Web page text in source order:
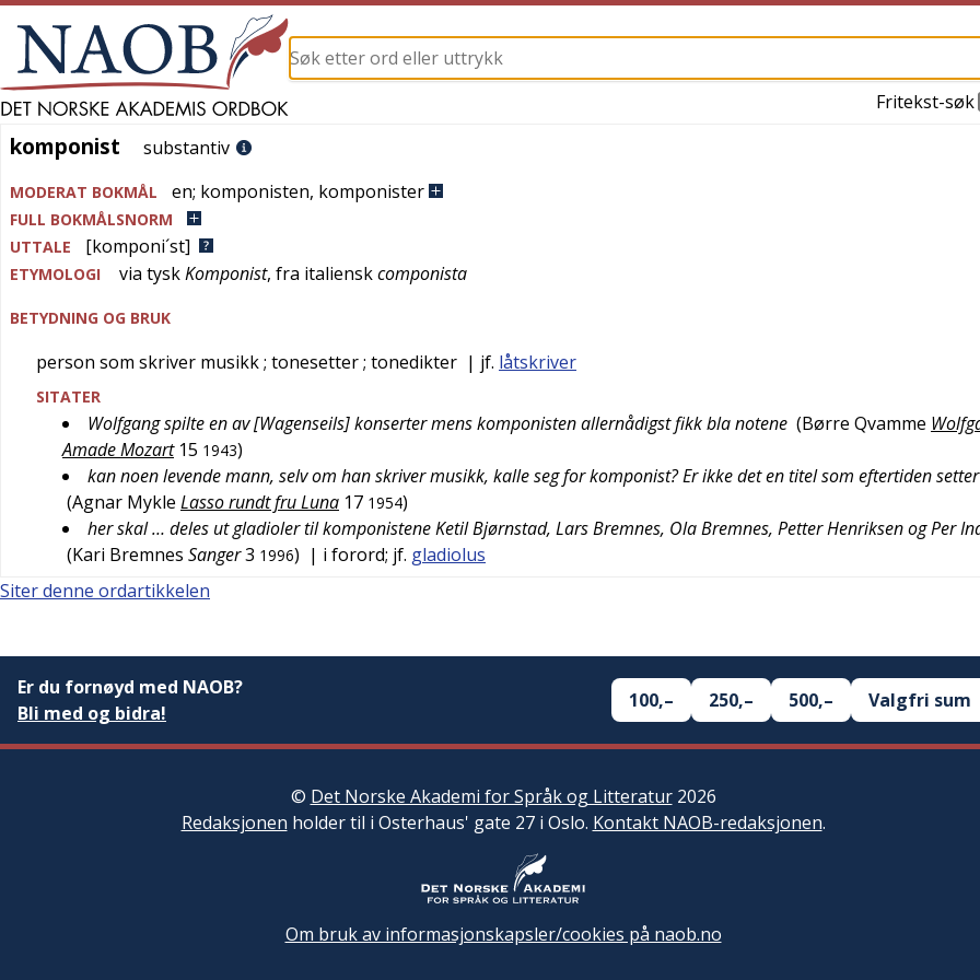
Fritekst-søk
komponist
komponist substantiv
MODERAT BOKMÅL en; komponisten, komponister
FULL BOKMÅLSNORM
UTTALE
[komponi´st]
ETYMOLOGI via tyskKomponist, fra italienskcomponista
BETYDNING OG BRUK
person som skriver musikk; tonesetter; tonedikter | jf. låtskriver
SITATER
Wolfgang spilte en av [Wagenseils] konserter mens komponisten allernådigst fikk bla notene (Børre Qvamme
Amade Mozart 15 1943)
kan noen levende mann, selv om han skriver musikk, kalle seg for komponist? Er ikke det en titel som eftertiden
(Agnar Mykle Lasso rundt fru Luna 17 1954)
her skal … deles ut gladioler til komponistene Ketil Bjørnstad, Lars Bremnes, Ola Bremnes, Petter Henriksen og Per
(Kari Bremnes Sanger3 1996) | i forord; jf. gladiolus
Siter denne ordartikkelen
Er du fornøyd med NAOB?
Bli med og bidra!
100,– 250,– 500,– Valgfri sum
© Det Norske Akademi for Språk og Litteratur2026
Redaksjonen holder til i Osterhaus' gate 27 i Oslo. Kontakt NAOB-redaksjonen.
Om bruk av informasjonskapsler/cookies på naob.no